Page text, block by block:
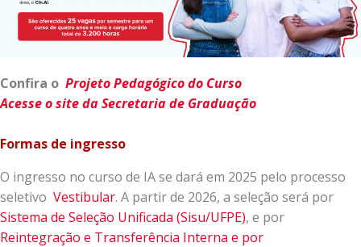
Confira o Projeto Pedagógico do Curso
Acesse o site da Secretaria de Graduação
Formas de ingresso
O ingresso no curso de IA se dará em 2025 pelo processo
seletivo Vestibular. A partir de 2026, a seleção será por
Sistema de Seleção Unificada (Sisu/UFPE), e por
Reintegração e Transferência Interna e por